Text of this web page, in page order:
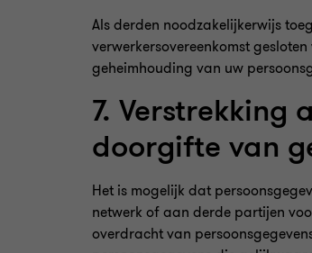
Als derden noodzakelijkerwijs
verwerkersovereenkomst
geheimhouding van uw
7. Verstrekking
doorgifte van
Het is mogelijk dat
netwerk of aan derde partijen
overdracht van